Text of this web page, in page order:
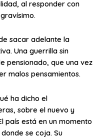
al responder con
sacar adelante la
Una guerrilla sin
pensionado, que una vez
malos pensamientos.
ha dicho el
sobre el nuevo y
país está en un momento
se coja. Su